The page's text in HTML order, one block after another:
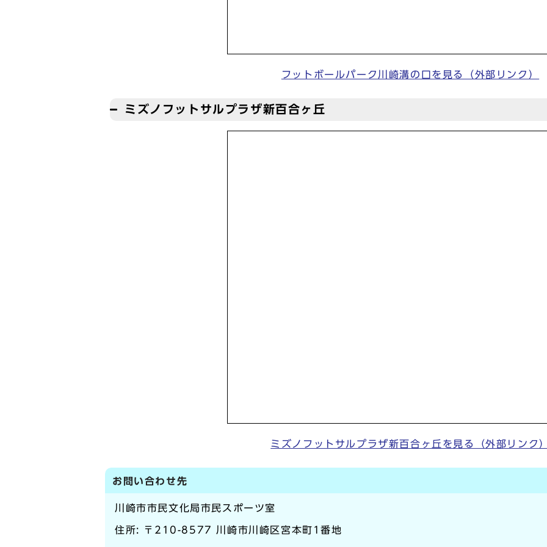
フットボールパーク川崎溝の口を見る（外部リンク）
ミズノフットサルプラザ新百合ヶ丘
ミズノフットサルプラザ新百合ヶ丘を見る（外部リンク
お問い合わせ先
川崎市市民文化局市民スポーツ室
住所: 〒210-8577 川崎市川崎区宮本町1番地